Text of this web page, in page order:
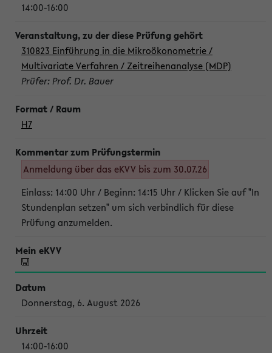
14:00-16:00
310823 Einführung in die Mikroökonometrie /
Multivariate Verfahren / Zeitreihenanalyse (MDP)
Prüfer: Prof. Dr. Bauer
H7
Anmeldung über das eKVV bis zum 30.07.26
Einlass: 14:00 Uhr / Beginn: 14:15 Uhr / Klicken Sie auf "In
Stundenplan setzen" um sich verbindlich für diese
Prüfung anzumelden.
Donnerstag, 6. August 2026
14:00-16:00